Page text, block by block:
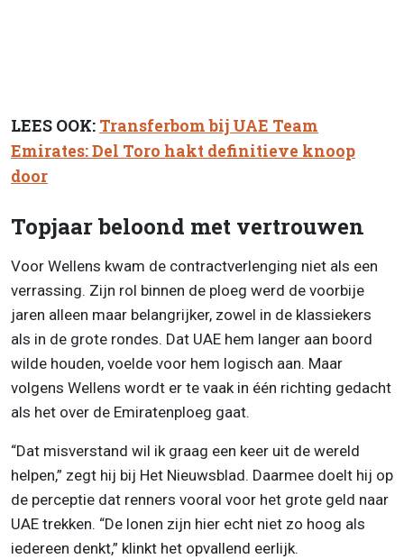
LEES OOK: Transferbom bij UAE Team
Emirates: Del Toro hakt definitieve knoop
door
Topjaar beloond met vertrouwen
Voor Wellens kwam de contractverlenging niet als een
verrassing. Zijn rol binnen de ploeg werd de voorbije
jaren alleen maar belangrijker, zowel in de klassiekers
als in de grote rondes. Dat UAE hem langer aan boord
wilde houden, voelde voor hem logisch aan. Maar
volgens Wellens wordt er te vaak in één richting gedacht
als het over de Emiratenploeg gaat.
“Dat misverstand wil ik graag een keer uit de wereld
helpen,” zegt hij bij Het Nieuwsblad. Daarmee doelt hij op
de perceptie dat renners vooral voor het grote geld naar
UAE trekken. “De lonen zijn hier echt niet zo hoog als
iedereen denkt,” klinkt het opvallend eerlijk.